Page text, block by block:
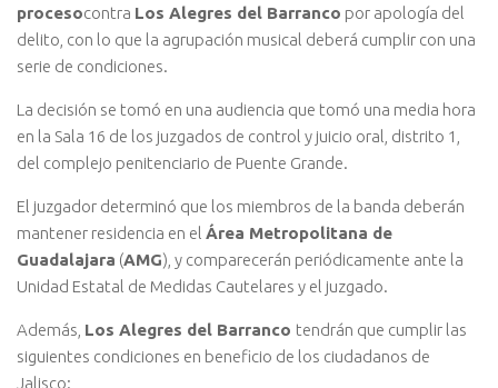
procesocontra Los Alegres del Barranco por apología del
delito, con lo que la agrupación musical deberá cumplir con una
serie de condiciones.
La decisión se tomó en una audiencia que tomó una media hora
en la Sala 16 de los juzgados de control y juicio oral, distrito 1,
del complejo penitenciario de Puente Grande.
El juzgador determinó que los miembros de la banda deberán
mantener residencia en el Área Metropolitana de
Guadalajara (AMG), y comparecerán periódicamente ante la
Unidad Estatal de Medidas Cautelares y el juzgado.
Además, Los Alegres del Barranco tendrán que cumplir las
siguientes condiciones en beneficio de los ciudadanos de
Jalisco: